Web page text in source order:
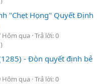
"Chẹt Họng" Quyết Định
Hôm qua Trả lời: 0
- Đòn quyết định bẻ
Hôm qua Trả lời: 0